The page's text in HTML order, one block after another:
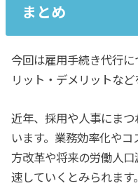
まとめ
今回は雇用手続き代行
リット・デメリットなど
近年、採用や人事にま
います。業務効率化や
方改革や将来の労働人
速していくとみられます。